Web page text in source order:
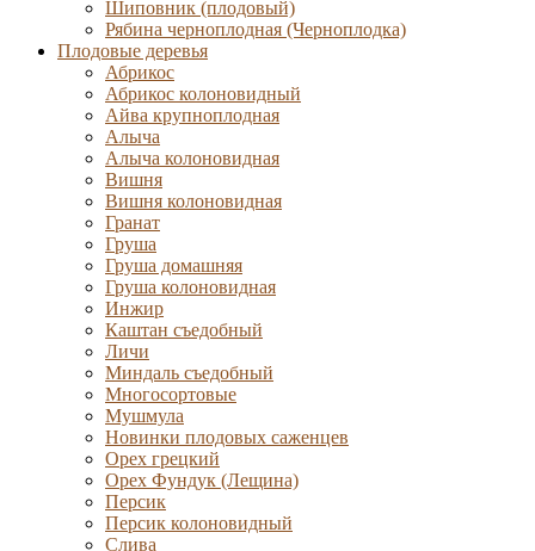
Шиповник (плодовый)
Рябина черноплодная (Черноплодка)
Плодовые деревья
Абрикос
Абрикос колоновидный
Айва крупноплодная
Алыча
Алыча колоновидная
Вишня
Вишня колоновидная
Гранат
Груша
Груша домашняя
Груша колоновидная
Инжир
Каштан съедобный
Личи
Миндаль съедобный
Многосортовые
Мушмула
Новинки плодовых саженцев
Орех грецкий
Орех Фундук (Лещина)
Персик
Персик колоновидный
Слива